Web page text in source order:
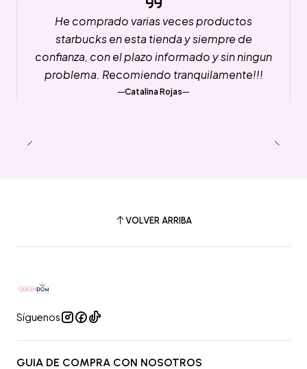
He comprado varias veces productos
starbucks en esta tienda y siempre de
confianza, con el plazo informado y sin ningun
problema. Recomiendo tranquilamente!!!
Catalina Rojas
VOLVER ARRIBA
Síguenos
GUIA DE COMPRA CON NOSOTROS